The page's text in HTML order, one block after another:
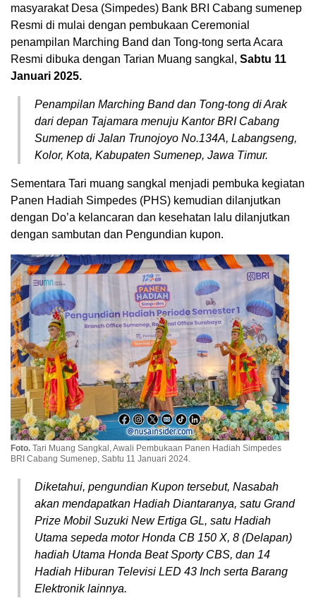
masyarakat Desa (Simpedes) Bank BRI Cabang sumenep
Resmi di mulai dengan pembukaan Ceremonial
penampilan Marching Band dan Tong-tong serta Acara
Resmi dibuka dengan Tarian Muang sangkal, Sabtu 11
Januari 2025.
Penampilan Marching Band dan Tong-tong di Arak
dari depan Tajamara menuju Kantor BRI Cabang
Sumenep di Jalan Trunojoyo No.134A, Labangseng,
Kolor, Kota, Kabupaten Sumenep, Jawa Timur.
Sementara Tari muang sangkal menjadi pembuka kegiatan
Panen Hadiah Simpedes (PHS) kemudian dilanjutkan
dengan Do’a kelancaran dan kesehatan lalu dilanjutkan
dengan sambutan dan Pengundian kupon.
Foto. Tari Muang Sangkal, Awali Pembukaan Panen Hadiah Simpedes
BRI Cabang Sumenep, Sabtu 11 Januari 2024.
Diketahui, pengundian Kupon tersebut, Nasabah
akan mendapatkan Hadiah Diantaranya, satu Grand
Prize Mobil Suzuki New Ertiga GL, satu Hadiah
Utama sepeda motor Honda CB 150 X, 8 (Delapan)
hadiah Utama Honda Beat Sporty CBS, dan 14
Hadiah Hiburan Televisi LED 43 Inch serta Barang
Elektronik lainnya.